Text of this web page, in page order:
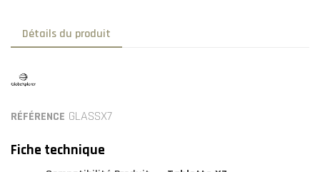
Détails du produit
RÉFÉRENCE GLASSX7
Fiche technique